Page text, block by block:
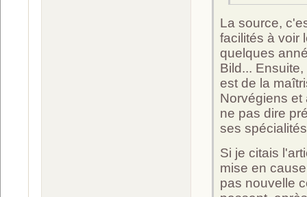
La source,
facilités à voir
quelques
Bild...
est de la
Norvégiens et
ne pas dire
ses
Si je citais
mise en
pas nouvelle